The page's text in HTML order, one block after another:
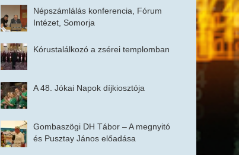
Népszámlálás konferencia, Fórum
Intézet, Somorja
Kórustalálkozó a zsérei templomban
A 48. Jókai Napok díjkiosztója
Gombaszögi DH Tábor – A megnyitó
és Pusztay János előadása